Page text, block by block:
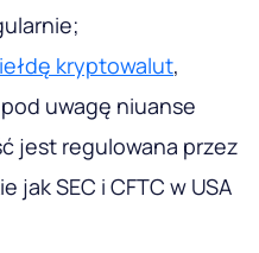
kryptowalut,
uwagę niuanse
jest regulowana przez
jak SEC i CFTC w USA